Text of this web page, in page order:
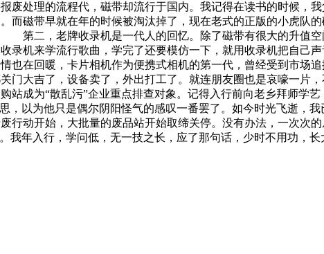
废处理的流程代，磁带却流行于国内。我记得在读书的时候，
磁带早就在年的时候被淘汰掉了，现在老式的正版的小虎队
，老牌收录机是一代人的回忆。除了磁带有很大的升值空
机来学流行歌曲，学完了还要模仿一下，就用收录机把自己
回暖，卡片相机作为便携式相机的第一代，曾经受到市场追
大吉了，设备卖了，外出打工了。就连朋友圈也是哀嚎一片
成为“散乱污”企业重点排查对象。记得入行前向老乡拜师学
以为他只是偶尔阴阳怪气的感叹一番罢了。如今时光飞逝，我
动开始，大批量的废品站开始取缔关停。没有办法，一次次
年入行，学问低，无一技之长，应了那句话，少时不用功，